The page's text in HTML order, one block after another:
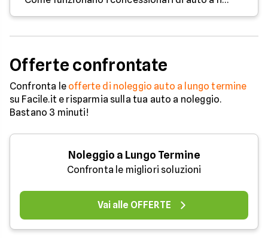
Offerte confrontate
Confronta le offerte di noleggio auto a lungo termine
su Facile.it e risparmia sulla tua auto a noleggio.
Bastano 3 minuti!
Noleggio a Lungo Termine
Confronta le migliori soluzioni
Vai alle OFFERTE